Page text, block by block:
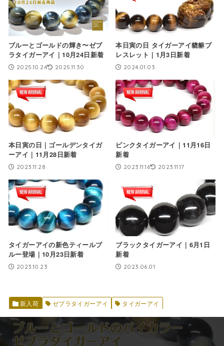
ブルーとゴールドの輝き〜ゼブ
ラタイガーアイ｜10月24日新着
2025.10.24 2025.11.30
本日寅の日 タイガーアイ貔貅ブ
レスレット｜1月3日新着
2024.01.03
本日寅の日｜ゴールデンタイガ
ーアイ｜11月28日新着
2023.11.28
ピンクタイガーアイ｜11月16日
新着
2023.11.16 2023.11.17
タイガーアイの新色ティールブ
ルー登場｜10月23日新着
2023.10.23
ブラックタイガーアイ｜6月1日
新着
2023.06.01
新入荷 ゼブラタイガーアイ タイガーアイ